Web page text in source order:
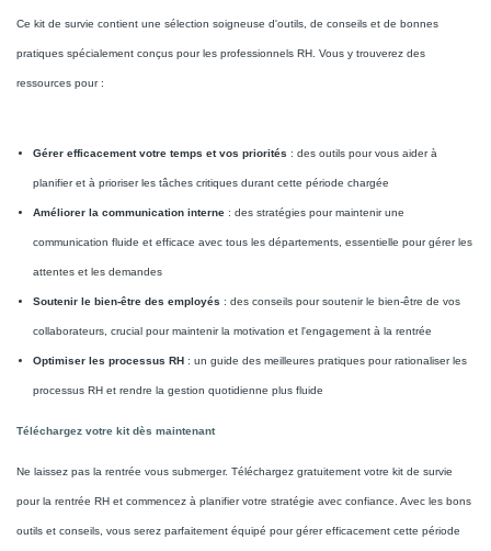
Ce kit de survie contient une sélection soigneuse d'outils, de conseils et de bonnes
pratiques spécialement conçus pour les professionnels RH. Vous y trouverez des
ressources pour :
Gérer efficacement votre temps et vos priorités : des outils pour vous aider à
planifier et à prioriser les tâches critiques durant cette période chargée
Améliorer la communication interne : des stratégies pour maintenir une
communication fluide et efficace avec tous les départements, essentielle pour gérer les
attentes et les demandes
Soutenir le bien-être des employés : des conseils pour soutenir le bien-être de vos
collaborateurs, crucial pour maintenir la motivation et l'engagement à la rentrée
Optimiser les processus RH : un guide des meilleures pratiques pour rationaliser les
processus RH et rendre la gestion quotidienne plus fluide
Téléchargez votre kit dès maintenant
Ne laissez pas la rentrée vous submerger. Téléchargez gratuitement votre kit de survie
pour la rentrée RH et commencez à planifier votre stratégie avec confiance. Avec les bons
outils et conseils, vous serez parfaitement équipé pour gérer efficacement cette période